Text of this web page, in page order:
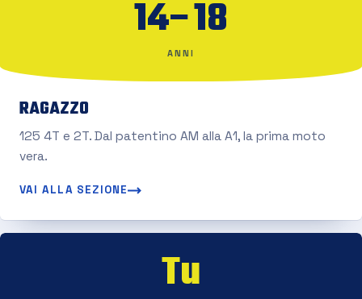
14–18
ANNI
RAGAZZO
125 4T e 2T. Dal patentino AM alla A1, la prima moto
vera.
VAI ALLA SEZIONE
Tu